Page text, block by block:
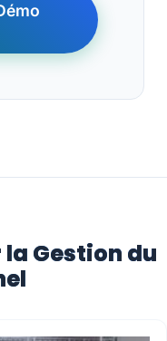
Gestion du